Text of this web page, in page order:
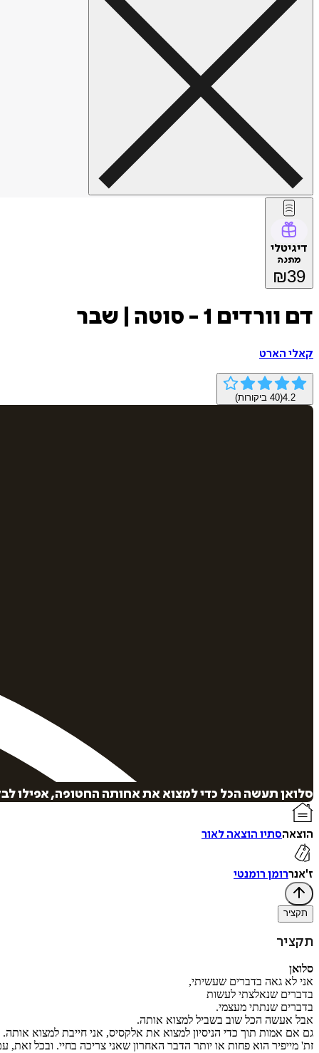
דיגיטלי
מתנה
₪39
דם וורדים 1 - סוטה | שבר
קאלי הארט
4.2
(
40 ביקורות)
סלואן תעשה הכל כדי למצוא את אחותה החטופה, אפילו
הוצאהסתיו הוצאה לאור
ז'אנררומן רומנטי
תקציר
תקציר
סלואן
אני לא גאה בדברים שעשיתי,
בדברים שנאלצתי לעשות
בדברים שנתתי מעצמי.
אבל אעשה הכל שוב בשביל למצוא אותה.
גם אם אמות תוך כדי הניסיון למצוא את אלקסיס, אני חייבת למצוא אותה.
זת' מייפיר הוא פחות או יותר הדבר האחרון שאני צריכה בחיי. ובכל